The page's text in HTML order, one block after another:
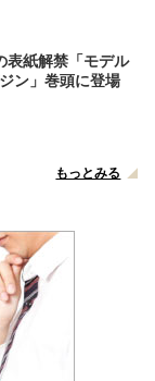
表紙解禁「モデル
ン」巻頭に登場
もっとみる